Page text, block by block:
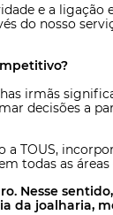
e a ligação
do nosso
irmãs
decisões a
TOUS,
todas as
Nesse
da joalharia,